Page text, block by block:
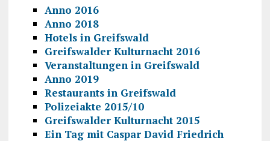
Anno 2016
Anno 2018
Hotels in Greifswald
Greifswalder Kulturnacht 2016
Veranstaltungen in Greifswald
Anno 2019
Restaurants in Greifswald
Polizeiakte 2015/10
Greifswalder Kulturnacht 2015
Ein Tag mit Caspar David Friedrich